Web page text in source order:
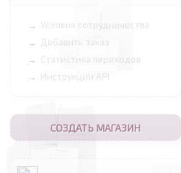
→ Условия сотрудничества
→ Добавить заказ
→ Статистика переходов
→ Инструкции API
СОЗДАТЬ МАГАЗИН